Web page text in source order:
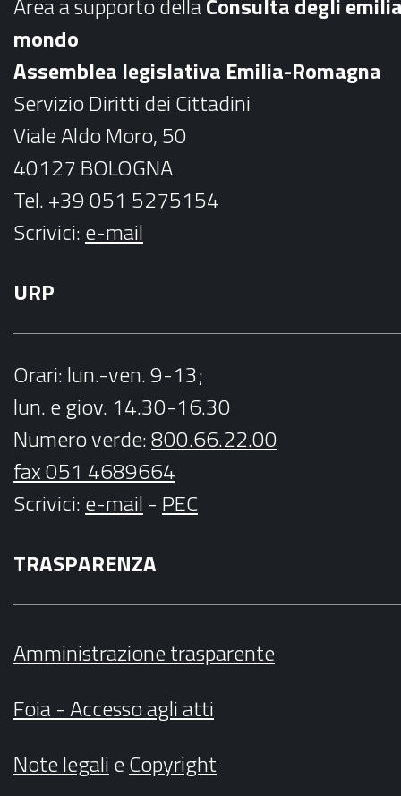
k
a
m
mondo
Assemblea legislativa Emilia-Romagna
Servizio Diritti dei Cittadini
Viale Aldo Moro, 50
40127 BOLOGNA
Tel. +39 051 5275154
Scrivici:e-mail
URP
Orari: lun.-ven. 9-13;
lun. e giov. 14.30-16.30
Numero verde:800.66.22.00
fax 051 4689664
Scrivici:e-mail - PEC
TRASPARENZA
Amministrazione trasparente
Foia - Accesso agli atti
Note legalieCopyright